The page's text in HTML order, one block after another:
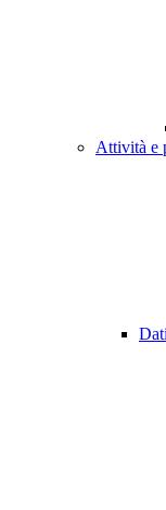
Attività e